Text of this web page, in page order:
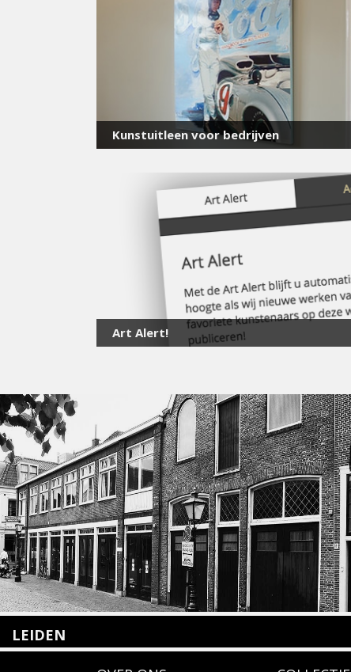
Kunstuitleen voor bedrijven
Art Alert!
LEIDEN